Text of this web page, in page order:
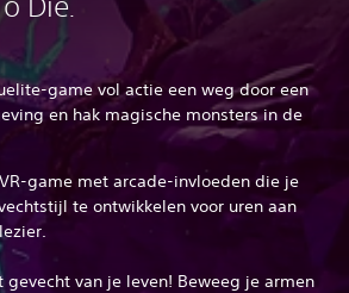
game vol actie een weg door een
en hak magische monsters in de
game met arcade-invloeden die je
te ontwikkelen voor uren aan
gevecht van je leven! Beweeg je armen